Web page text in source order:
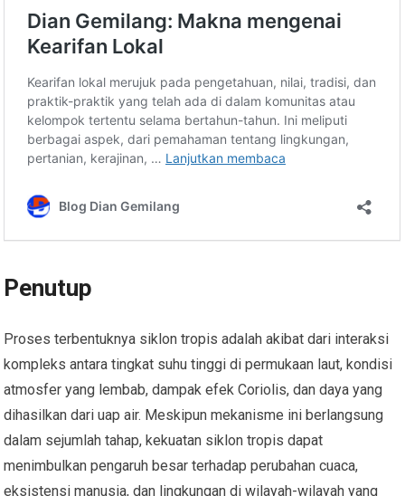
Penutup
Proses terbentuknya siklon tropis adalah akibat dari interaksi
kompleks antara tingkat suhu tinggi di permukaan laut, kondisi
atmosfer yang lembab, dampak efek Coriolis, dan daya yang
dihasilkan dari uap air. Meskipun mekanisme ini berlangsung
dalam sejumlah tahap, kekuatan siklon tropis dapat
menimbulkan pengaruh besar terhadap perubahan cuaca,
eksistensi manusia, dan lingkungan di wilayah-wilayah yang